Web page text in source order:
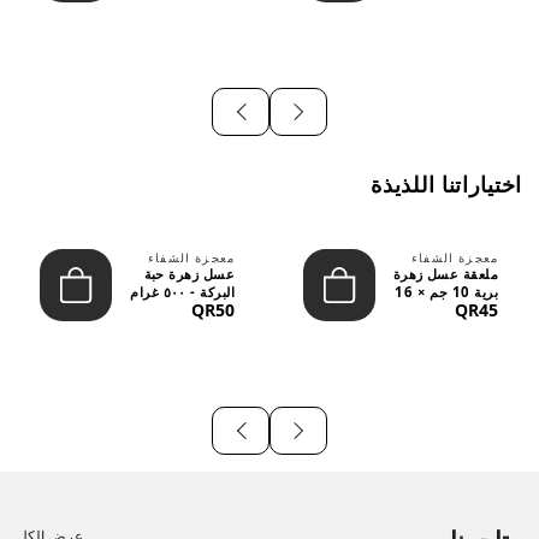
اختياراتنا اللذيذة
معجزة الشفاء
ملعقة عسل زهرة
برية 10 جم × 16
قطعة
QR45
معجزة الشفاء
عسل زهرة حبة
البركة - ٥٠٠ غرام
QR50